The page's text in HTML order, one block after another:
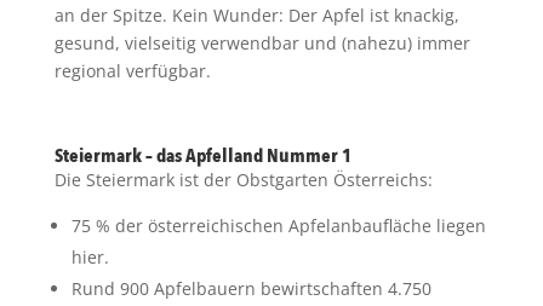
an der Spitze. Kein Wunder: Der Apfel ist knackig,
gesund, vielseitig verwendbar und (nahezu) immer
regional verfügbar.
Steiermark – das Apfelland Nummer 1
Die Steiermark ist der Obstgarten Österreichs:
75 % der österreichischen Apfelanbaufläche liegen
hier.
Rund 900 Apfelbauern bewirtschaften 4.750